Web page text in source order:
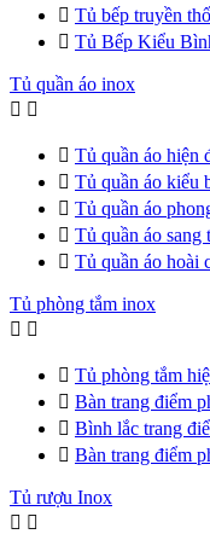
 Tủ bếp truyền
 Tủ Bếp Kiểu
Tủ quần áo inox
 
 Tủ quần áo hiện
 Tủ quần áo kiểu
 Tủ quần áo
 Tủ quần áo sang
 Tủ quần áo hoài
Tủ phòng tắm inox
 
 Tủ phòng tắm
 Bàn trang điểm
 Bình lắc trang
 Bàn trang điểm
Tủ rượu Inox
 